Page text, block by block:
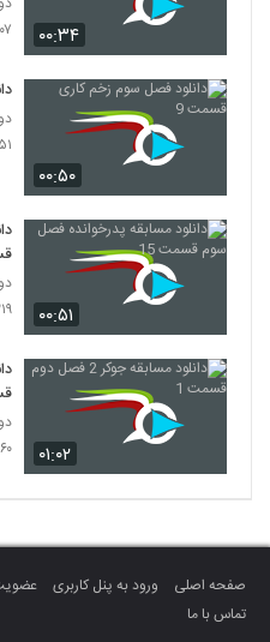
۰۰:۳۴
۲۰۷
۰۰:۵۰
۲۵۱
۰۰:۵۱
۲۱۹
۰۱:۰۲
۱۶۰
صفحه اصلی ورود به پنل کاربری
تماس با ما